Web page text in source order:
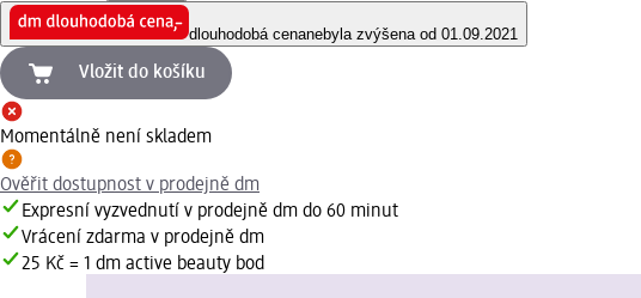
dlouhodobá cenanebyla zvýšena od 01.09.2021
Vložit do košíku
Momentálně není skladem
Ověřit dostupnost v prodejně dm
Expresní vyzvednutí v prodejně dm do 60 minut
Vrácení zdarma v prodejně dm
25 Kč = 1 dm active beauty bod